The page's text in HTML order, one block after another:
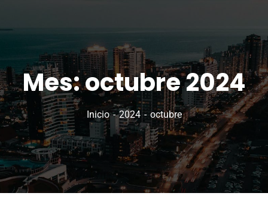
Mes:octubre 2024
Inicio 2024 octubre